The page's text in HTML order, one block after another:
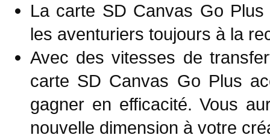
La carte SD Canvas Go
les aventuriers toujours à la
Avec des vitesses de
carte SD Canvas Go Plus
gagner en efficacité. Vous
nouvelle dimension à votre